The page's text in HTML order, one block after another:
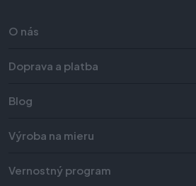
O nás
Doprava a platba
Blog
Výroba na mieru
Vernostný program